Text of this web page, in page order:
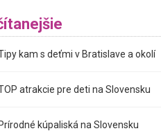
kam s deťmi v Bratislave a okolí
atrakcie pre deti na Slovensku
Prírodné kúpaliská na Slovensku